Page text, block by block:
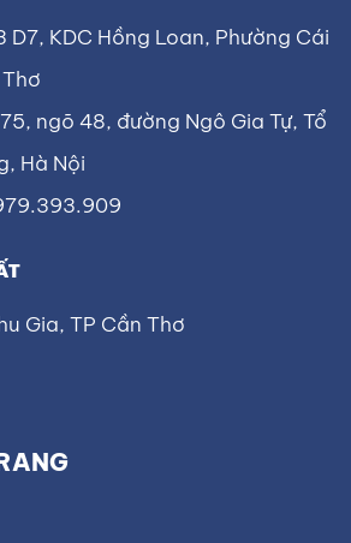
D7, KDC Hồng Loan, Phường Cái
ngõ 48, đường Ngô Gia Tự, Tổ
Hà Nội
Gia, TP Cần Thơ